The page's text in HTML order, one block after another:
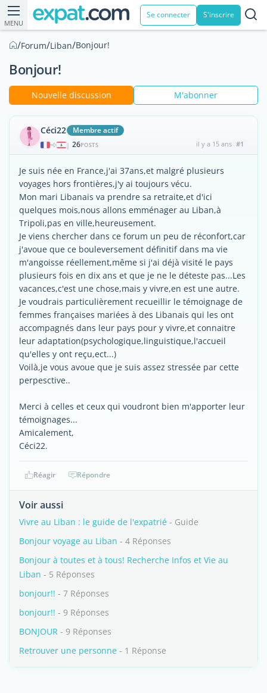
MENU
Se connecter S'inscrire
/Forum/Liban/Bonjour!
Bonjour!
Nouvelle discussion M'abonner
Céci22 Membre actif
| 26POSTS il y a 15 ans #1
Je suis née en France,j'ai 37ans,et malgré plusieurs
voyages hors frontières,j'y ai toujours vécu.
Mon mari Libanais va prendre sa retraite,et d'ici
quelques mois,nous allons emménager au Liban,à
Tripoli,pas en ville,heureusement.
Je viens chercher dans ce forum un peu de réconfort,car
j'avoue que ce bouleversement définitif dans ma vie
m'angoisse réellement,même si j'ai déjà visité le pays
plusieurs fois en dix ans et que je ne le déteste pas...Les
vacances,c'est une chose,mais y vivre,en est une autre.
Je voudrais particulièrement recueillir le témoignage de
femmes françaises mariées à des Libanais qui les ont
accompagnés dans leur pays pour y vivre,et connaitre
leur adaptation(psychologique,linguistique,l'accueil
qu'elles y ont reçu,ect...)
Voilà,je vous avoue que je suis assez stressée par cette
perpesctive..
Merci à celles et ceux qui voudront bien m'apporter leur
témoignages...
Amicalement,
Céci22.
Réagir Répondre
Voir aussi
Vivre au Liban : le guide de l'expatrié - Guide
Bonjour voyage au Liban - 4 Réponses
Bonjour à toutes et à tous! Recherche Infos et Vie au
Liban - 5 Réponses
bonjour!! - 7 Réponses
bonjour!! - 9 Réponses
BONJOUR - 9 Réponses
Retrouver une personne - 1 Réponse